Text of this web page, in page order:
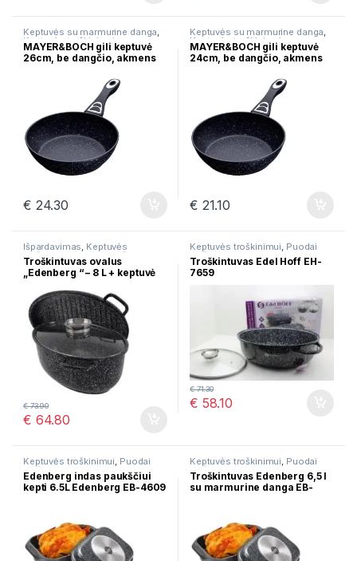
Keptuvės su marmurine danga,
Keptuvės troškinimui
MAYER&BOCH gili keptuvė
26cm, be dangčio, akmens
€ 24.30
Keptuvės su marmurine danga,
Keptuvės troškinimui
MAYER&BOCH gili keptuvė
24cm, be dangčio, akmens
€ 21.10
Išpardavimas, Keptuvės
troškinimui Puodai troškinimui
Troškintuvas ovalus
„Edenberg “ – 8 L + keptuvė
€ 64.80
€73.90
Keptuvės troškinimui, Puodai
troškinimui
Troškintuvas Edel Hoff EH-
7659
€ 58.10
€71.30
Keptuvės troškinimui, Puodai
troškinimui
Edenberg indas paukščiui
kepti 6.5L Edenberg EB-4609
Keptuvės troškinimui, Puodai
troškinimui
Troškintuvas Edenberg 6,5 l
su marmurine danga EB-